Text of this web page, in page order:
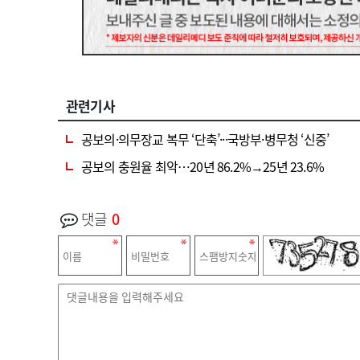
관련기사
공보의·의무장교 복무 ‘단축’···국방부·병무청 ‘신중’
공보의 충원율 최악…20년 86.2%→25년 23.6%
댓글 0